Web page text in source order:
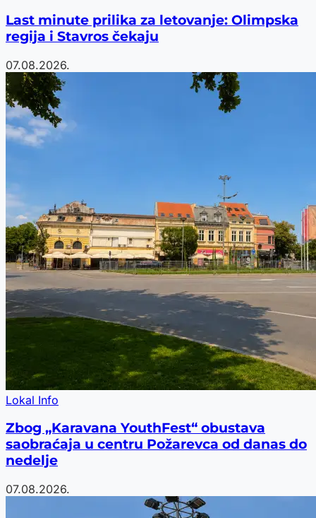
Last minute prilika za letovanje: Olimpska
regija i Stavros čekaju
07.08.2026.
Lokal Info
Zbog „Karavana YouthFest“ obustava
saobraćaja u centru Požarevca od danas do
nedelje
07.08.2026.